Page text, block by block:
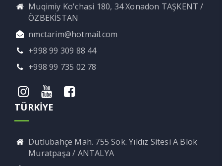
Muqimiy Ko'chasi 180, 34 Xonadon TAŞKENT /
ÖZBEKİSTAN
nmctarim@hotmail.com
+998 99 309 88 44
+998 99 735 02 78
TÜRKİYE
Dutlubahçe Mah. 755 Sok. Yıldız Sitesi A Blok
Muratpaşa / ANTALYA